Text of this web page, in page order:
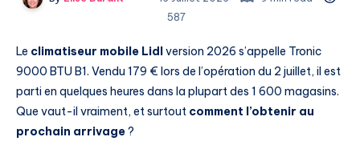
587
Le climatiseur mobile Lidlversion 2026 s’appelle Tronic
9000 BTU B1. Vendu 179 € lors de l’opération du 2 juillet, il est
parti en quelques heures dans la plupart des 1 600 magasins.
Que vaut-il vraiment, et surtout comment l’obtenir au
prochain arrivage?